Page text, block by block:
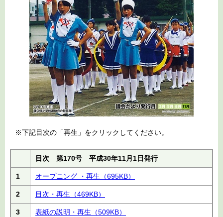
※下記目次の「再生」をクリックしてください。
目次 第170号 平成30年11月1日発行
1 オープニング ・再生 （695KB）
2 目次・再生 （469KB）
3 表紙の説明・再生 （509KB）